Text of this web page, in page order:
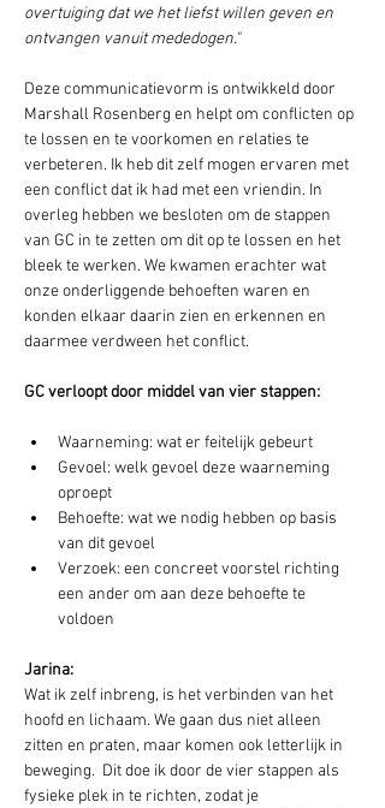
overtuiging dat we het liefst willen geven en
ontvangen vanuit mededogen."
Deze communicatievorm is ontwikkeld door
Marshall Rosenberg en helpt om conflicten op
te lossen en te voorkomen en relaties te
verbeteren. Ik heb dit zelf mogen ervaren met
een conflict dat ik had met een vriendin. In
overleg hebben we besloten om de stappen
van GC in te zetten om dit op te lossen en het
bleek te werken. We kwamen erachter wat
onze onderliggende behoeften waren en
konden elkaar daarin zien en erkennen en
daarmee verdween het conflict.
GC verloopt door middel van vier stappen:
Waarneming: wat er feitelijk gebeurt
Gevoel: welk gevoel deze waarneming
oproept
Behoefte: wat we nodig hebben op basis
van dit gevoel
Verzoek: een concreet voorstel richting
een ander om aan deze behoefte te
voldoen
Jarina:
Wat ik zelf inbreng, is het verbinden van het
hoofd en lichaam. We gaan dus niet alleen
zitten en praten, maar komen ook letterlijk in
beweging.  Dit doe ik door de vier stappen als
fysieke plek in te richten, zodat je